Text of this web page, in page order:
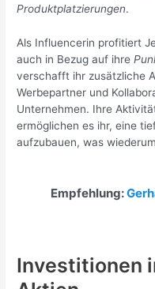
Produktplatzierungen.
Als Influencerin profitiert
auch in Bezug auf ihre
verschafft ihr zusätzliche
Werbepartner und
Unternehmen. Ihre
ermöglichen es ihr, eine
aufzubauen, was
Empfehlung:
Investitionen